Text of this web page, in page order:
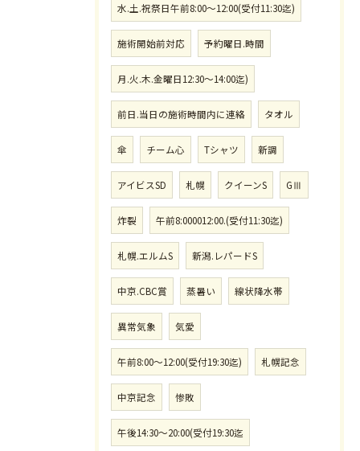
水.土.祝祭日午前8:00〜12:00(受付11:30迄)
施術開始前対応 予約曜日.時間
月.火.木.金曜日12:30〜14:00迄)
前日.当日の施術時間内に連絡 タオル
傘 チーム心 Tシャツ 新調
アイビスSD 札幌 クイーンS GⅢ
炸裂 午前8:000012:00.(受付11:30迄)
札幌.エルムS 新潟.レパードS
中京.CBC賞 蒸暑い 線状降水帯
異常気象 気愛
午前8:00〜12:00(受付19:30迄) 札幌記念
中京記念 惨敗
午後14:30〜20:00(受付19:30迄